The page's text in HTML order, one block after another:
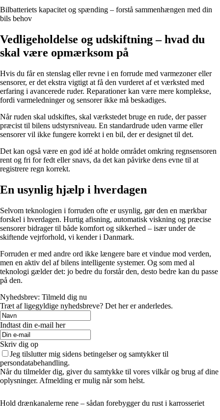
Bilbatteriets kapacitet og spænding – forstå sammenhængen med din
bils behov
Vedligeholdelse og udskiftning – hvad du
skal være opmærksom på
Hvis du får en stenslag eller revne i en forrude med varmezoner eller
sensorer, er det ekstra vigtigt at få den vurderet af et værksted med
erfaring i avancerede ruder. Reparationer kan være mere komplekse,
fordi varmeledninger og sensorer ikke må beskadiges.
Når ruden skal udskiftes, skal værkstedet bruge en rude, der passer
præcist til bilens udstyrsniveau. En standardrude uden varme eller
sensorer vil ikke fungere korrekt i en bil, der er designet til det.
Det kan også være en god idé at holde området omkring regnsensoren
rent og fri for fedt eller snavs, da det kan påvirke dens evne til at
registrere regn korrekt.
En usynlig hjælp i hverdagen
Selvom teknologien i forruden ofte er usynlig, gør den en mærkbar
forskel i hverdagen. Hurtig afisning, automatisk viskning og præcise
sensorer bidrager til både komfort og sikkerhed – især under de
skiftende vejrforhold, vi kender i Danmark.
Forruden er med andre ord ikke længere bare et vindue mod verden,
men en aktiv del af bilens intelligente systemer. Og som med al
teknologi gælder det: jo bedre du forstår den, desto bedre kan du passe
på den.
Nyhedsbrev: Tilmeld dig nu
Træt af ligegyldige nyhedsbreve? Det her er anderledes.
Indtast din e-mail her
Skriv dig op
Jeg tilslutter mig sidens betingelser og samtykker til
persondatabehandling.
Når du tilmelder dig, giver du samtykke til vores vilkår og brug af dine
oplysninger. Afmelding er mulig når som helst.
Hold drænkanalerne rene – sådan forebygger du rust i karrosseriet